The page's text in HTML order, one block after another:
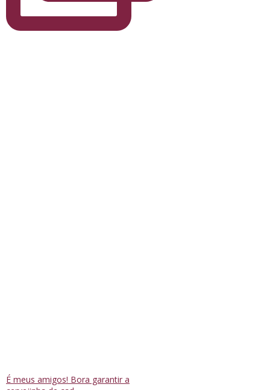
É meus amigos! Bora garantir a